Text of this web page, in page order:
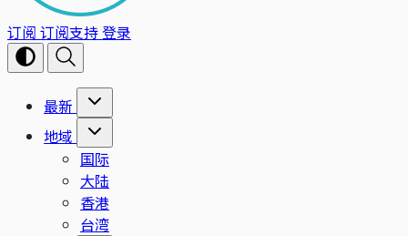
订阅 订阅支持登录
最新
地域
国际
大陆
香港
台湾